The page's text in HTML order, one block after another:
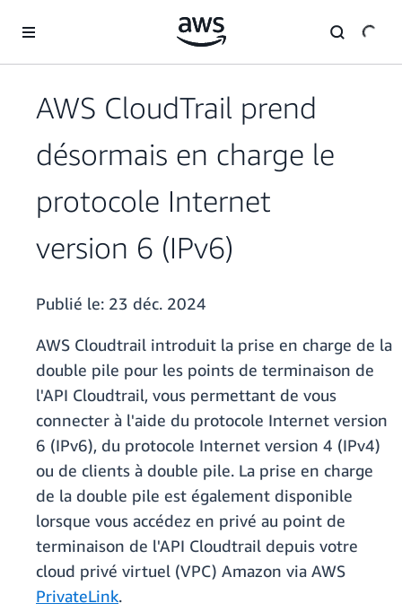
AWS CloudTrail prend
désormais en charge le
protocole Internet
version 6 (IPv6)
Publié le: 23 déc. 2024
AWS Cloudtrail introduit la prise en charge de la
double pile pour les points de terminaison de
l'API Cloudtrail, vous permettant de vous
connecter à l'aide du protocole Internet version
6 (IPv6), du protocole Internet version 4 (IPv4)
ou de clients à double pile. La prise en charge
de la double pile est également disponible
lorsque vous accédez en privé au point de
terminaison de l'API Cloudtrail depuis votre
cloud privé virtuel (VPC) Amazon via AWS
PrivateLink.